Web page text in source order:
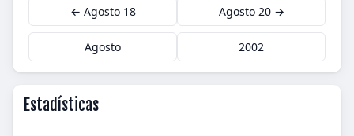
← Agosto 18 Agosto 20 →
Agosto 2002
Estadísticas